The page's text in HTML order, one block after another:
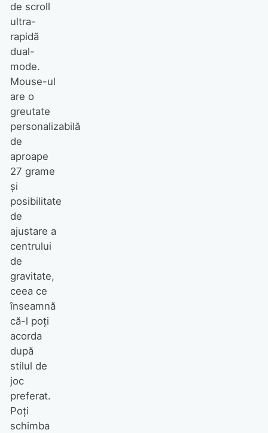
de scroll
ultra-
rapidă
dual-
mode.
Mouse-ul
are o
greutate
personalizabilă
de
aproape
27 grame
şi
posibilitate
de
ajustare a
centrului
de
gravitate,
ceea ce
înseamnă
că-l poţi
acorda
după
stilul de
joc
preferat.
Poţi
schimba